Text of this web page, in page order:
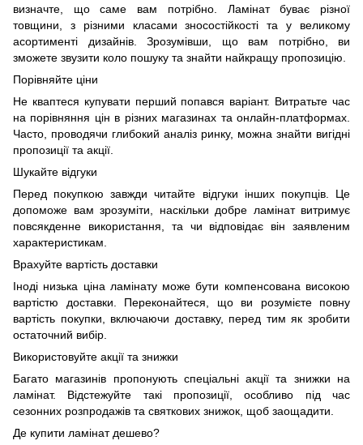
визначте, що саме вам потрібно. Ламінат буває різної
товщини, з різними класами зносостійкості та у великому
асортименті дизайнів. Зрозумівши, що вам потрібно, ви
зможете звузити коло пошуку та знайти найкращу пропозицію.
Порівняйте ціни
Не кваптеся купувати перший попався варіант. Витратьте час
на порівняння цін в різних магазинах та онлайн-платформах.
Часто, проводячи глибокий аналіз ринку, можна знайти вигідні
пропозиції та акції.
Шукайте відгуки
Перед покупкою завжди читайте відгуки інших покупців. Це
допоможе вам зрозуміти, наскільки добре ламінат витримує
повсякденне використання, та чи відповідає він заявленим
характеристикам.
Врахуйте вартість доставки
Іноді низька ціна ламінату може бути компенсована високою
вартістю доставки. Переконайтеся, що ви розумієте повну
вартість покупки, включаючи доставку, перед тим як зробити
остаточний вибір.
Використовуйте акції та знижки
Багато магазинів пропонують спеціальні акції та знижки на
ламінат. Відстежуйте такі пропозиції, особливо під час
сезонних розпродажів та святкових знижок, щоб заощадити.
Де купити ламінат дешево?